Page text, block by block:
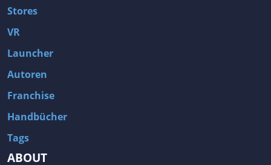
Stores
VR
Launcher
Autoren
Franchise
Handbücher
Tags
ABOUT